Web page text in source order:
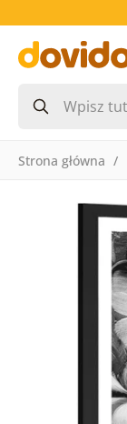
Strona główna